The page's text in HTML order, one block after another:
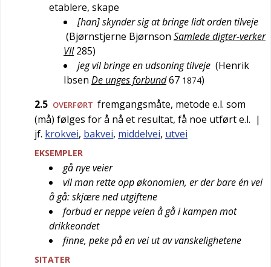
etablere, skape
[han] skynder sig at bringe lidt orden tilveje
(Bjørnstjerne Bjørnson Samlede digter-verker
VII 285)
jeg vil bringe en udsoning tilveje (Henrik
Ibsen De unges forbund67 1874)
2.5 OVERFØRT fremgangsmåte, metode e.l. som
(må) følges for å nå et resultat, få noe utført e.l. |
jf. krokvei, bakvei, middelvei, utvei
EKSEMPLER
gå nye veier
vil man rette opp økonomien, er der bare én vei
å gå: skjære ned utgiftene
forbud er neppe veien å gå i kampen mot
drikkeondet
finne, peke på en vei ut av vanskelighetene
SITATER